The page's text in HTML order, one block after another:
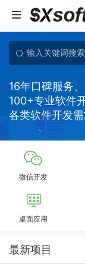
16年口碑服务
100+专业软件
各类软件开发
微信开发
桌面应用
最新项目